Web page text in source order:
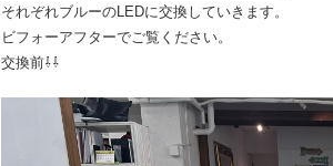
それぞれブルーのLEDに交換していきます。
ビフォーアフターでご覧ください。
交換前⇩⇩